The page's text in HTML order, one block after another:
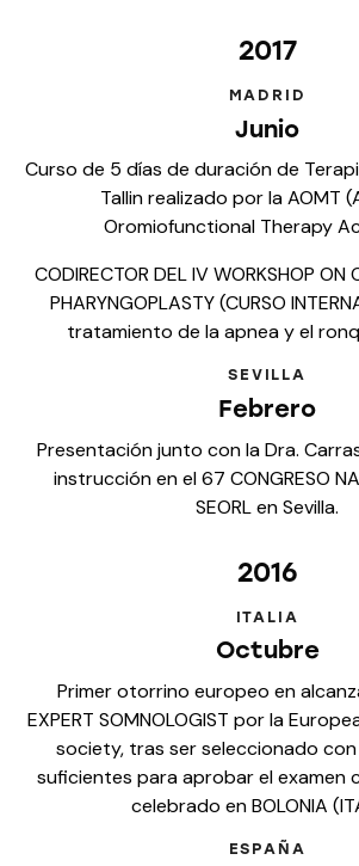
2017
MADRID
Junio
Curso de 5 días de duración de
Tallin realizado por la AOMT
Oromiofunctional Therapy
CODIRECTOR DEL IV WORKSHOP ON
PHARYNGOPLASTY (CURSO
tratamiento de la apnea y el
SEVILLA
Febrero
Presentación junto con la Dra.
instrucción en el 67 CONGRESO
SEORL en Sevilla.
2016
ITALIA
Octubre
Primer otorrino europeo en
EXPERT SOMNOLOGIST por la
society, tras ser seleccionado
suficientes para aprobar el examen
celebrado en BOLONIA
ESPAÑA